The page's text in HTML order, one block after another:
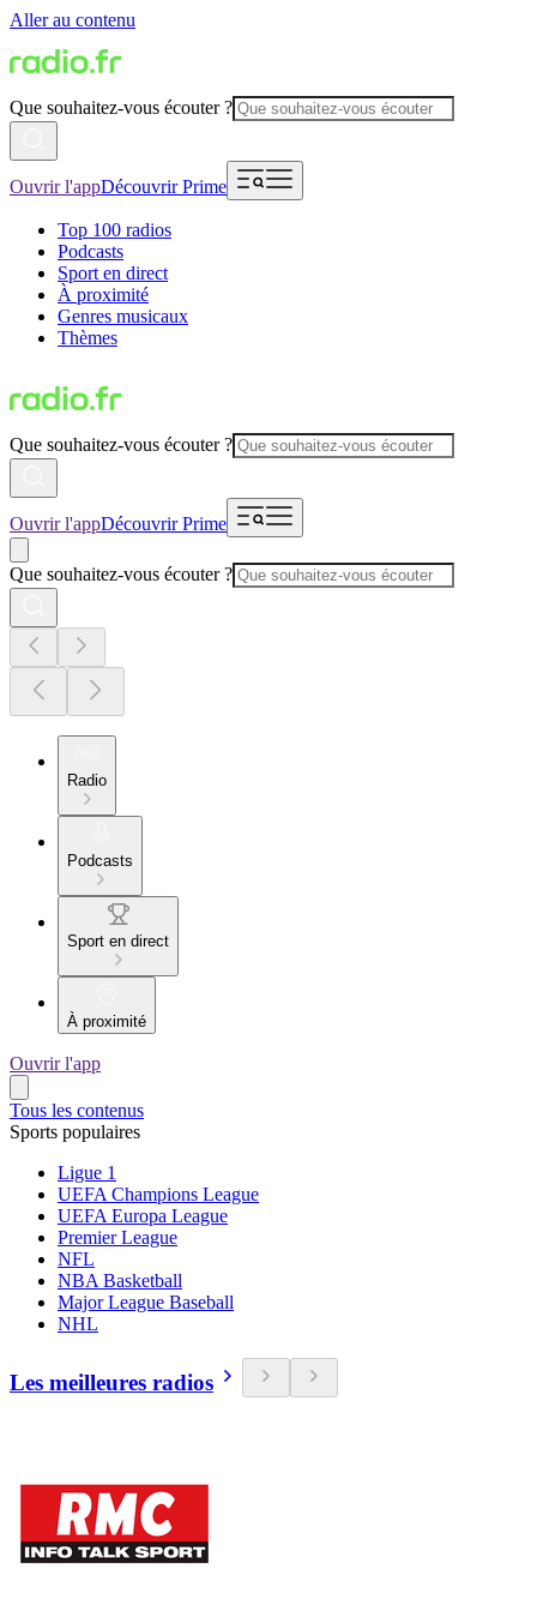
Aller au contenu
Que souhaitez-vous écouter ?
Ouvrir l'appDécouvrir Prime
Top 100 radios
Podcasts
Sport en direct
À proximité
Genres musicaux
Thèmes
Que souhaitez-vous écouter ?
Ouvrir l'appDécouvrir Prime
Que souhaitez-vous écouter ?
Radio
Podcasts
Sport en direct
À proximité
Ouvrir l'app
Tous les contenus
Sports populaires
Ligue 1
UEFA Champions League
UEFA Europa League
Premier League
NFL
NBA Basketball
Major League Baseball
NHL
Les meilleures radios